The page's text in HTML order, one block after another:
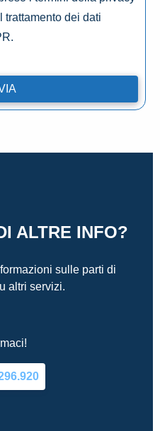
trattamento dei dati
ALTRE INFO?
sulle parti di
altri servizi.